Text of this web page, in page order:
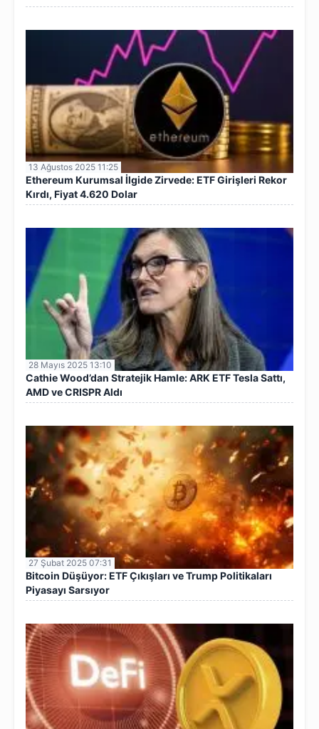
13 Ağustos 2025 11:25
Ethereum Kurumsal İlgide Zirvede: ETF Girişleri Rekor
Kırdı, Fiyat 4.620 Dolar
28 Mayıs 2025 13:10
Cathie Wood’dan Stratejik Hamle: ARK ETF Tesla Sattı,
AMD ve CRISPR Aldı
27 Şubat 2025 07:31
Bitcoin Düşüyor: ETF Çıkışları ve Trump Politikaları
Piyasayı Sarsıyor